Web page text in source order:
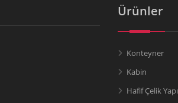
Ürünler
Konteyner
Kabin
Hafif Çelik Yapı